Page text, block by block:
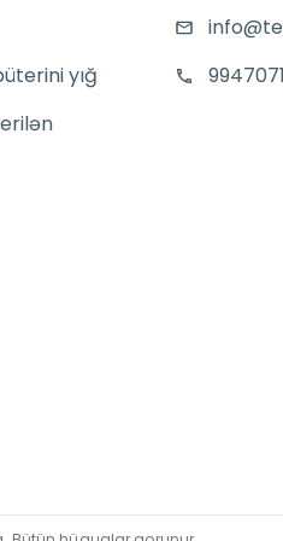
yığ